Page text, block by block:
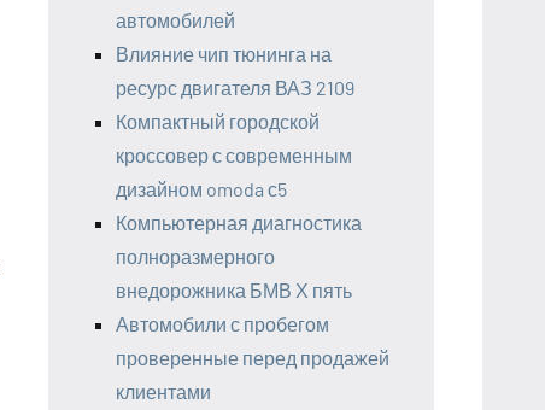
автомобилей
Влияние чип тюнинга на
ресурс двигателя ВАЗ 2109
Компактный городской
кроссовер с современным
дизайном omoda с5
Компьютерная диагностика
полноразмерного
внедорожника БМВ Х пять
Автомобили с пробегом
проверенные перед продажей
клиентами